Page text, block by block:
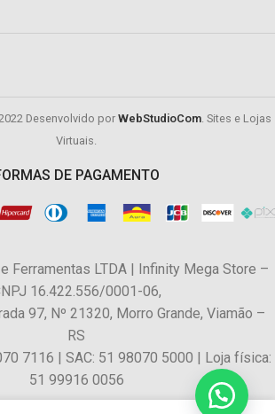
Desenvolvido por WebStudioCom. Sites e Lojas
Virtuais.
DE PAGAMENTO
Ferramentas LTDA | Infinity Mega Store –
16.422.556/0001-06,
97, Nº 21320, Morro Grande, Viamão –
RS
7116 | SAC: 51 98070 5000 | Loja física:
51 99916 0056